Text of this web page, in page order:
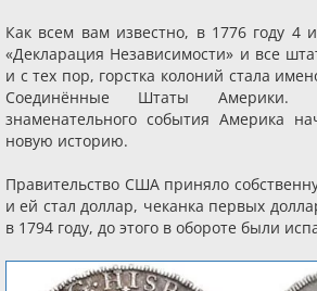
Как всем вам известно, в 1776 году 4
«Декларация Независимости» и все
и с тех пор, горстка колоний стала
Соединённые Штаты
знаменательного события Америка
новую историю.
Правительство США приняло
и ей стал доллар, чеканка первых
в 1794 году, до этого в обороте были